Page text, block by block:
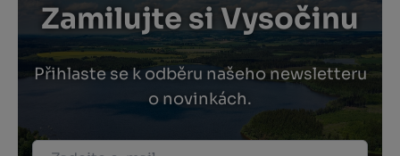
Zamilujte si Vysočinu
Přihlaste se k odběru našeho newsletteru
o novinkách.